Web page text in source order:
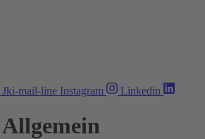
Jki-mail-line Instagram Linkedin
Allgemein